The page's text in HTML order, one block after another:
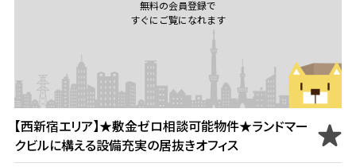
無料の会員登録で
すぐにご覧になれます
【西新宿エリア】★敷金ゼロ相談可能物件★ランドマー
クビルに構える設備充実の居抜きオフィス